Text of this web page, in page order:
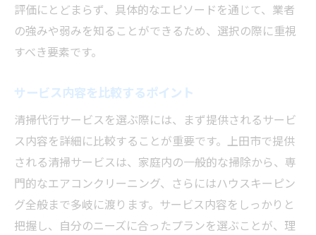
評価にとどまらず、具体的なエピソードを通じて、業者
の強みや弱みを知ることができるため、選択の際に重視
すべき要素です。
サービス内容を比較するポイント
清掃代行サービスを選ぶ際には、まず提供されるサービ
ス内容を詳細に比較することが重要です。上田市で提供
される清掃サービスは、家庭内の一般的な掃除から、専
門的なエアコンクリーニング、さらにはハウスキーピン
グ全般まで多岐に渡ります。サービス内容をしっかりと
把握し、自分のニーズに合ったプランを選ぶことが、理